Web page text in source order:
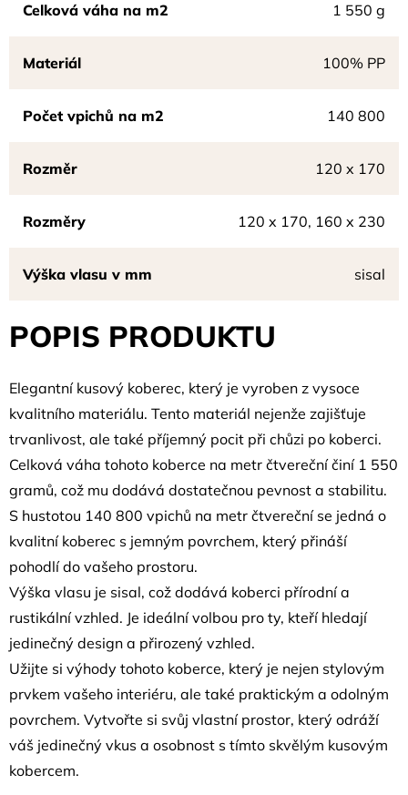
Celková váha na m2 1 550 g
Materiál 100% PP
Počet vpichů na m2 140 800
Rozměr 120 x 170
Rozměry 120 x 170, 160 x 230
Výška vlasu v mm sisal
POPIS PRODUKTU
Elegantní kusový koberec, který je vyroben z vysoce
kvalitního materiálu. Tento materiál nejenže zajišťuje
trvanlivost, ale také příjemný pocit při chůzi po koberci.
Celková váha tohoto koberce na metr čtvereční činí 1 550
gramů, což mu dodává dostatečnou pevnost a stabilitu.
S hustotou 140 800 vpichů na metr čtvereční se jedná o
kvalitní koberec s jemným povrchem, který přináší
pohodlí do vašeho prostoru.
Výška vlasu je sisal, což dodává koberci přírodní a
rustikální vzhled. Je ideální volbou pro ty, kteří hledají
jedinečný design a přirozený vzhled.
Užijte si výhody tohoto koberce, který je nejen stylovým
prvkem vašeho interiéru, ale také praktickým a odolným
povrchem. Vytvořte si svůj vlastní prostor, který odráží
váš jedinečný vkus a osobnost s tímto skvělým kusovým
kobercem.